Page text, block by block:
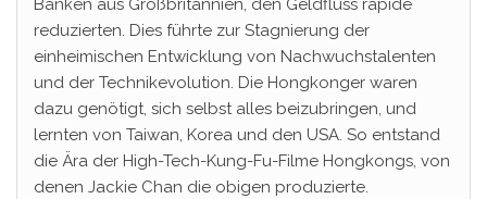
Banken aus Großbritannien, den Geldfluss rapide
reduzierten. Dies führte zur Stagnierung der
einheimischen Entwicklung von Nachwuchstalenten
und der Technikevolution. Die Hongkonger waren
dazu genötigt, sich selbst alles beizubringen, und
lernten von Taiwan, Korea und den USA. So entstand
die Ära der High-Tech-Kung-Fu-Filme Hongkongs, von
denen Jackie Chan die obigen produzierte.